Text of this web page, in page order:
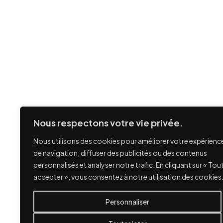
Nous respectons votre vie privée.
Nous utilisons des cookies pour améliorer votre
de navigation, diffuser des publicités ou des contenus
personnalisés et analyser notre trafic. En cliquant sur « Tout
accepter », vous consentez à notre utilisation des cookies.
Personnaliser